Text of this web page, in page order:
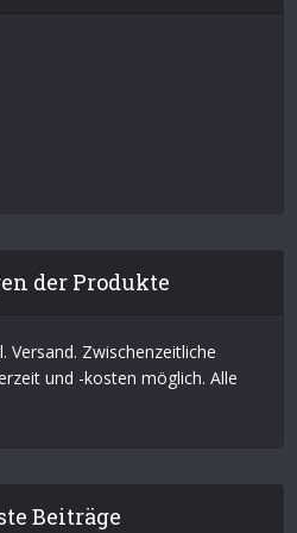
der Produkte
Versand. Zwischenzeitliche
und -kosten möglich. Alle
Beiträge